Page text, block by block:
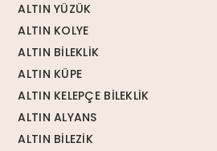
ALTIN YÜZÜK
ALTIN KOLYE
ALTIN BİLEKLİK
ALTIN KÜPE
ALTIN KELEPÇE BİLEKLİK
ALTIN ALYANS
ALTIN BİLEZİK